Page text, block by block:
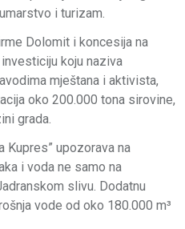
i turizam.
Dolomit i koncesija na
koju naziva
mještana i aktivista,
oko 200.000 tona sirovine,
grada.
Kupres” upozorava na
i voda ne samo na
slivu. Dodatnu
vode od oko 180.000 m³